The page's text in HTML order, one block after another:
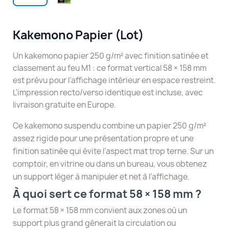
Kakemono Papier (Lot)
Un kakemono papier 250 g/m² avec finition satinée et
classement au feu M1 : ce format vertical 58 × 158 mm
est prévu pour l’affichage intérieur en espace restreint.
L’impression recto/verso identique est incluse, avec
livraison gratuite en Europe.
Ce kakemono suspendu combine un papier 250 g/m²
assez rigide pour une présentation propre et une
finition satinée qui évite l’aspect mat trop terne. Sur un
comptoir, en vitrine ou dans un bureau, vous obtenez
un support léger à manipuler et net à l’affichage.
À quoi sert ce format 58 × 158 mm ?
Le format 58 × 158 mm convient aux zones où un
support plus grand gênerait la circulation ou